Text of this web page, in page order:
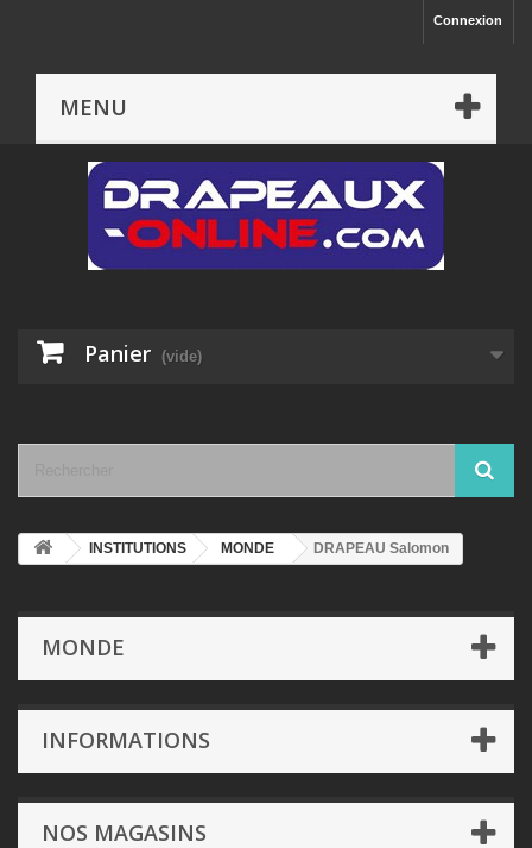
Connexion
MENU
Panier (vide)
INSTITUTIONS MONDE DRAPEAU Salomon
MONDE
INFORMATIONS
NOS MAGASINS